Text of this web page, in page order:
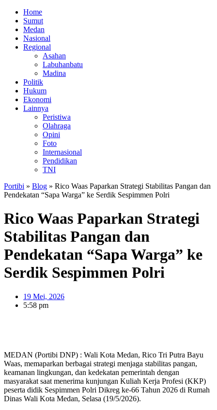
Home
Sumut
Medan
Nasional
Regional
Asahan
Labuhanbatu
Madina
Politik
Hukum
Ekonomi
Lainnya
Peristiwa
Olahraga
Opini
Foto
Internasional
Pendidikan
TNI
Portibi » Blog » Rico Waas Paparkan Strategi Stabilitas Pangan dan
Pendekatan “Sapa Warga” ke Serdik Sespimmen Polri
Rico Waas Paparkan Strategi
Stabilitas Pangan dan
Pendekatan “Sapa Warga” ke
Serdik Sespimmen Polri
19 Mei, 2026
5:58 pm
MEDAN (Portibi DNP) : Wali Kota Medan, Rico Tri Putra Bayu
Waas, memaparkan berbagai strategi menjaga stabilitas pangan,
keamanan lingkungan, dan kedekatan pemerintah dengan
masyarakat saat menerima kunjungan Kuliah Kerja Profesi (KKP)
peserta didik Sespimmen Polri Dikreg ke-66 Tahun 2026 di Rumah
Dinas Wali Kota Medan, Selasa (19/5/2026).